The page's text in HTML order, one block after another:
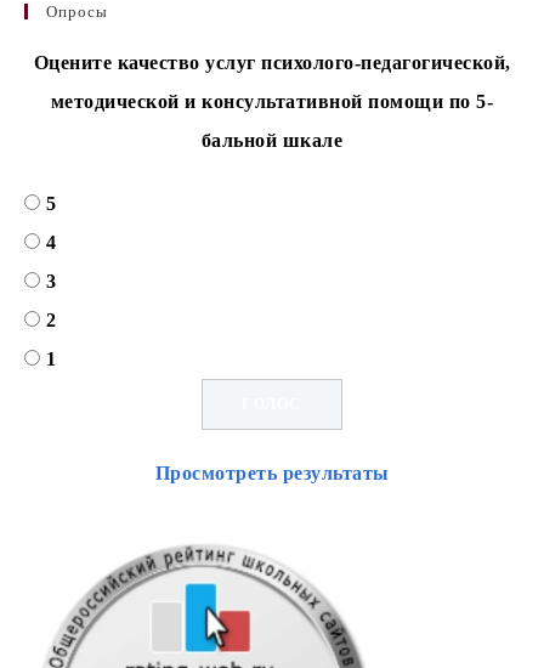
Опросы
Оцените качество услуг психолого-педагогической,
методической и консультативной помощи по 5-
бальной шкале
5
4
3
2
1
Просмотреть результаты